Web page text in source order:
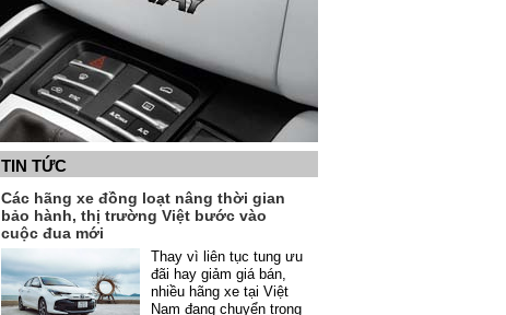
TIN TỨC
Các hãng xe đồng loạt nâng thời gian
bảo hành, thị trường Việt bước vào
cuộc đua mới
Thay vì liên tục tung ưu
đãi hay giảm giá bán,
nhiều hãng xe tại Việt
Nam đang chuyển trọng